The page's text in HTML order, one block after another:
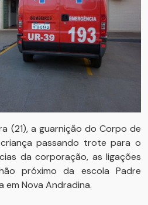
(21), a guarnição do Corpo de
passando trote para o
da corporação, as ligações
próximo da escola Padre
em Nova Andradina.